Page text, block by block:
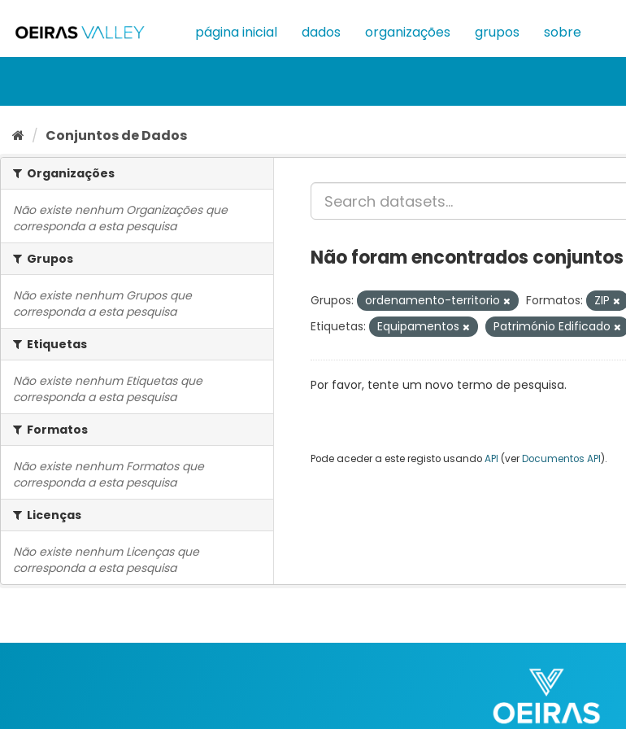
para
conteúdo
página inicial dados organizações grupos sobre
Conjuntos de Dados
Organizações
Não existe nenhum Organizações que
corresponda a esta pesquisa
Grupos
Não existe nenhum Grupos que
corresponda a esta pesquisa
Etiquetas
Não existe nenhum Etiquetas que
corresponda a esta pesquisa
Formatos
Não existe nenhum Formatos que
corresponda a esta pesquisa
Licenças
Não existe nenhum Licenças que
corresponda a esta pesquisa
Não foram encontrados
Grupos: ordenamento-territorio Formatos: ZIP
Etiquetas:
Equipamentos Património Edificado
Por favor, tente um novo termo de pesquisa.
Pode aceder a este registo usandoAPI (verDocumentos API).